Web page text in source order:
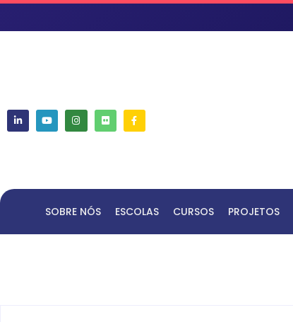
SOBRE NÓS ESCOLAS CURSOS PROJETOS